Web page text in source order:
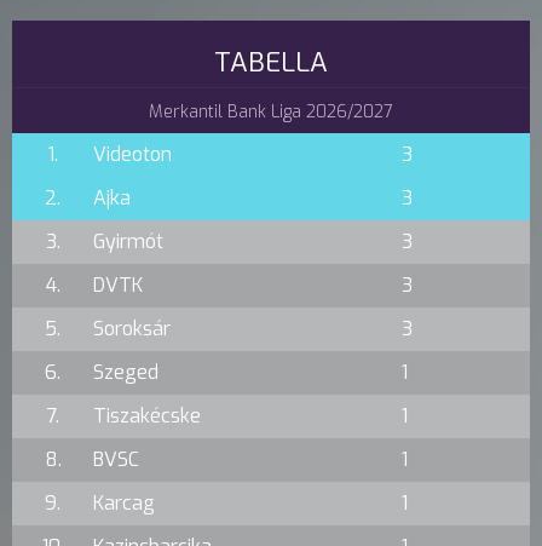
TABELLA
Merkantil Bank Liga 2026/2027
1. Videoton
3
2.
Ajka
3
3.
Gyirmót
3
4.
DVTK
3
5.
Soroksár
3
6.
Szeged
1
7.
Tiszakécske
1
8.
BVSC
1
9.
Karcag
1